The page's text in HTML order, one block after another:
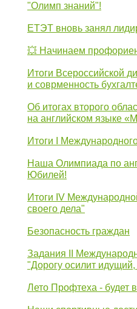
"Олимп знаний"!
ЕТЭТ вновь занял
💥 Начинаем
Итоги Всероссийской
и соврменность
Об итогах второго
на английском языке
Итоги I
Наша Олимпиада по
Юбилей!
Итоги IV
своего дела"
Безопасность граждан
Задания II
"Дорогу осилит
Лето Профтеха - будет